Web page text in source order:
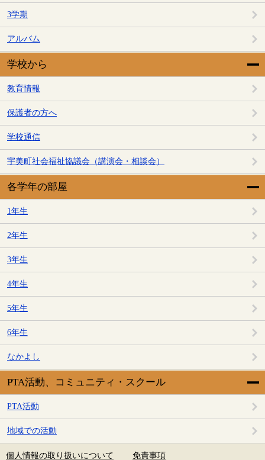
3学期
アルバム
学校から
教育情報
保護者の方へ
学校通信
宇美町社会福祉協議会（講演会・相談会）
各学年の部屋
1年生
2年生
3年生
4年生
5年生
6年生
なかよし
PTA活動、コミュニティ・スクール
PTA活動
地域での活動
個人情報の取り扱いについて 免責事項